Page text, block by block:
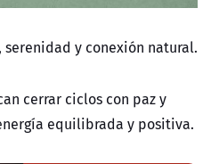
y conexión natural.
cerrar ciclos con paz y
equilibrada y positiva.